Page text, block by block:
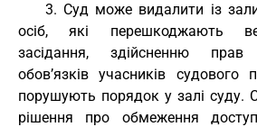
3. Суд може видалити із
осіб, які перешкоджають
засідання, здійсненню
обов’язків учасників судового
порушують порядок у залі суду.
рішення про обмеження